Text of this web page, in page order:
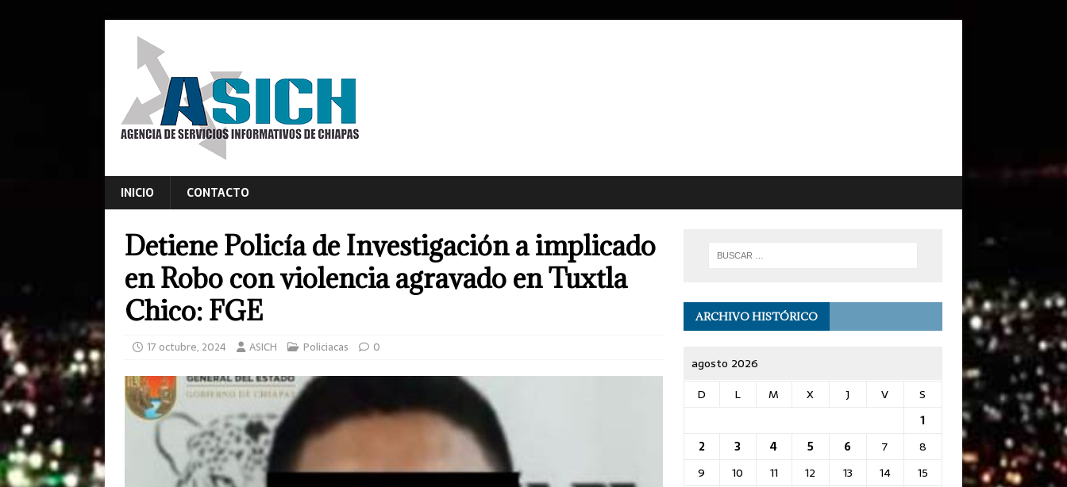
INICIO CONTACTO
Detiene Policía de Investigación a implicado
en Robo con violencia agravado en Tuxtla
Chico: FGE
17 octubre, 2024 ASICH Policiacas 0
ARCHIVO HISTÓRICO
agosto 2026
D
L M X J V
S
1
2
3 4 5 6 7
8
9
10 11 12 13 14
15